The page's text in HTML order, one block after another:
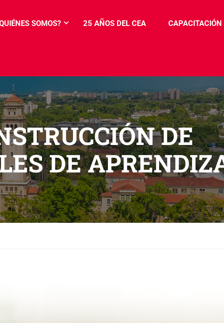
SOMOS? 25 AÑOS DEL CEA CAPACITACIÓN
DE
DE